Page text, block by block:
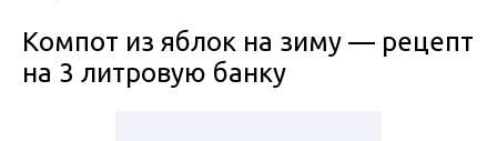
Компот из яблок на зиму — рецепт
на 3 литровую банку